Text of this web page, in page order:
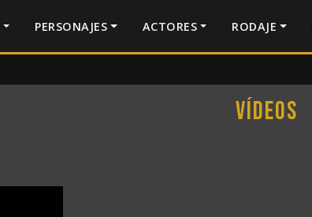
PERSONAJES ACTORES RODAJE
Vídeos